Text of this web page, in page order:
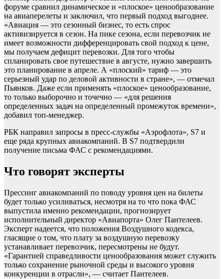
форуме сравнил динамическое и «плоское» ценообразование
на авиаперелеты и заключил, что первый подход выгоднее.
«Авиация — это сезонный бизнес, то есть спрос
активизируется в сезон. На пике сезона, если перевозчик не
имеет возможности дифференцировать свой подход к цене,
мы получаем дефицит перевозки. Для того чтобы
спланировать свое путешествие в августе, нужно завершить
это планирование в апреле. А «плоский» тариф — это
серьезный удар по деловой активности в стране», — отмечал
Пьянков. Даже если применять «плоское» ценообразование,
то только выборочно и точечно — «для решения
определенных задач на определенный промежуток времени»,
добавил топ-менеджер.
РБК направил запросы в пресс-службы «Аэрофлота», S7 и
еще ряда крупных авиакомпаний. В S7 подтвердили
получение письма ФАС с рекомендациями.
Что говорят эксперты
Прессинг авиакомпаний по поводу уровня цен на билеты
будет только усиливаться, несмотря на то что пока ФАС
выпустила именно рекомендации, прогнозирует
исполнительный директор «Авиапорта» Олег Пантелеев.
Эксперт надеется, что положения Воздушного кодекса,
гласящие о том, что плату за воздушную перевозку
устанавливает перевозчик, пересмотрены не будут.
«Гарантией справедливости ценообразования может служить
только сохранение рыночной среды и высокого уровня
конкуренции в отрасли», — считает Пантелеев.